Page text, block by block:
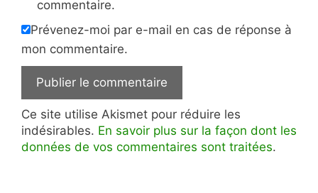
commentaire.
Prévenez-moi par e-mail en cas de réponse à
mon commentaire.
Ce site utilise Akismet pour réduire les
indésirables. En savoir plus sur la façon dont les
données de vos commentaires sont traitées.